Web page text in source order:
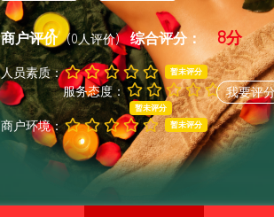
商户评价 (0人评价)综合评分： 8分
人员素质： 暂未评分
服务态度：
暂未评分
商户环境： 暂未评分
我要评